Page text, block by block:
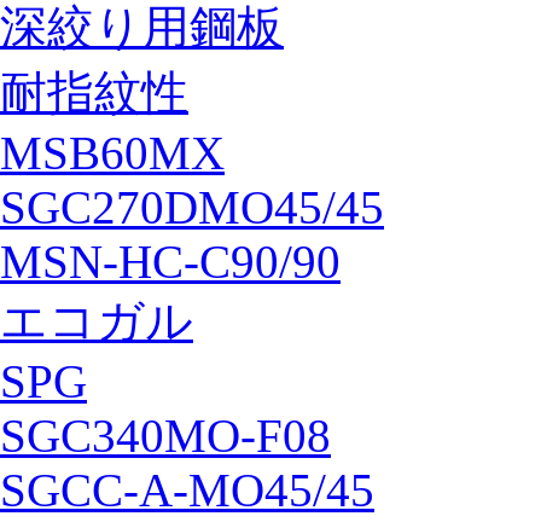
深絞り用鋼板
耐指紋性
MSB60MX
SGC270DMO45/45
MSN-HC-C90/90
エコガル
SPG
SGC340MO-F08
SGCC-A-MO45/45